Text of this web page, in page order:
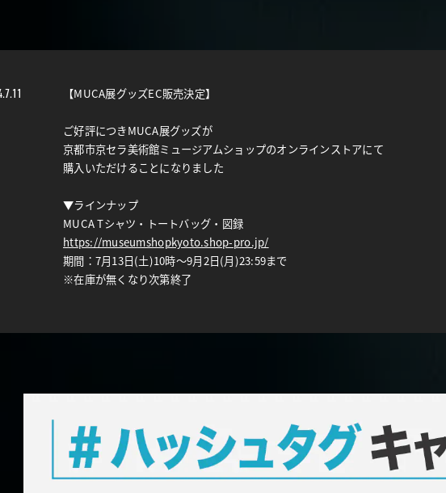
【MUCA展グッズEC販売決定】
ご好評につきMUCA展グッズが
京都市京セラ美術館ミュージアムショップのオンラインストアにて
購入いただけることになりました
▼ラインナップ
MUCA Tシャツ・トートバッグ・図録
https://museumshopkyoto.shop-pro.jp/
期間：7月13日(土)10時〜9月2日(月)23:59まで
※在庫が無くなり次第終了
#ハッシュタグ キャンペーン開催！
MUCA 展の感想を「#MUCA展」をつけて X もしくは Instagram に投稿しよう！
詳しくはこちらをご覧ください